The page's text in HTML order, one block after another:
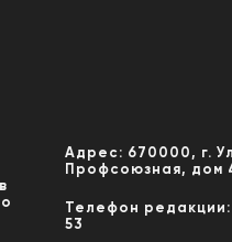
Адрес: 670000, г.
Профсоюзная, дом
Телефон
53